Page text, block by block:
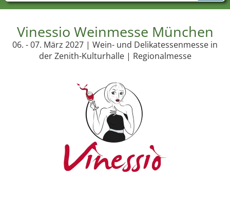
Vinessio Weinmesse München
06. - 07. März 2027 | Wein- und Delikatessenmesse in
der Zenith-Kulturhalle | Regionalmesse
Messenamen Länder Städte
Branchen